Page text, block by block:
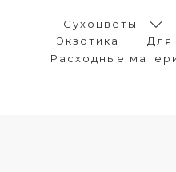
Сухоцветы
Экзотика
Для
Расходные